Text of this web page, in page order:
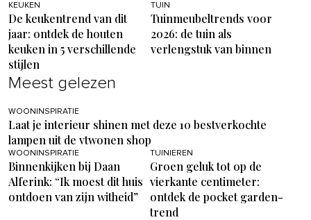
KEUKEN
De keukentrend van dit
jaar: ontdek de houten
keuken in 5 verschillende
stijlen
TUIN
Tuinmeubeltrends voor
2026: de tuin als
verlengstuk van binnen
Meest gelezen
WOONINSPIRATIE
Laat je interieur shinen met deze 10 bestverkochte
lampen uit de vtwonen shop
WOONINSPIRATIE
Binnenkijken bij Daan
Alferink: “Ik moest dit huis
ontdoen van zijn witheid”
TUINIEREN
Groen geluk tot op de
vierkante centimeter:
ontdek de pocket garden-
trend